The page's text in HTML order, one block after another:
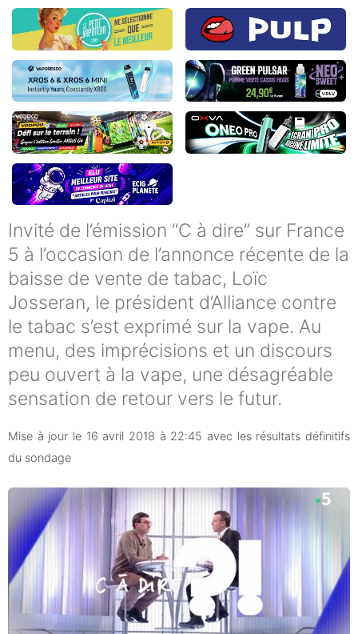
Invité de l’émission “C à dire” sur France
5 à l’occasion de l’annonce récente de la
baisse de vente de tabac, Loïc
Josseran, le président d’Alliance contre
le tabac s’est exprimé sur la vape. Au
menu, des imprécisions et un discours
peu ouvert à la vape, une désagréable
sensation de retour vers le futur.
Mise à jour le 16 avril 2018 à 22:45 avec les résultats définitifs
du sondage